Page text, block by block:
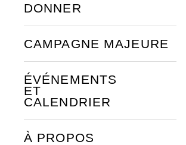
DONNER
CAMPAGNE MAJEURE
ÉVÉNEMENTS
ET
CALENDRIER
À PROPOS